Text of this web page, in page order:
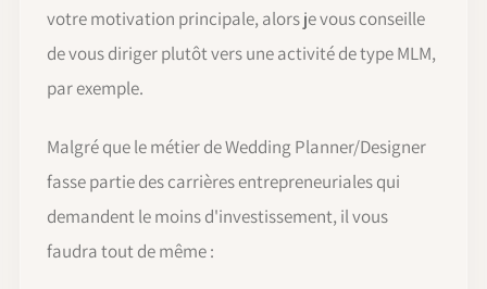
votre motivation principale, alors je vous conseille
de vous diriger plutôt vers une activité de type MLM,
par exemple.
Malgré que le métier de Wedding Planner/Designer
fasse partie des carrières entrepreneuriales qui
demandent le moins d'investissement, il vous
faudra tout de même :